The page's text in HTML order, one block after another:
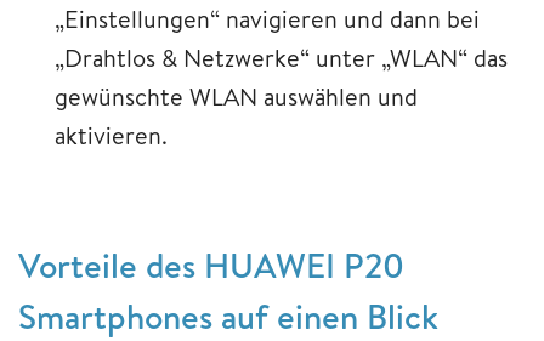
„Einstellungen“ navigieren und dann bei
„Drahtlos & Netzwerke“ unter „WLAN“ das
gewünschte WLAN auswählen und
aktivieren.
Vorteile des HUAWEI P20
Smartphones auf einen Blick